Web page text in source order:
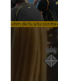
Competim de tu a tu contra